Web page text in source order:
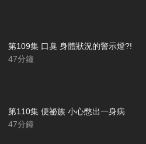
第109集 口臭 身體狀況的警示燈?!
47分鐘
第110集 便祕族 小心憋出一身病
47分鐘